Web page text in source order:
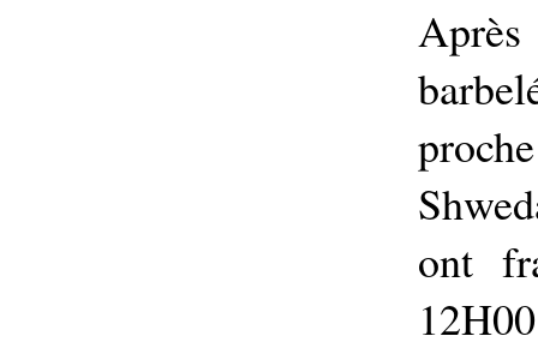
ont